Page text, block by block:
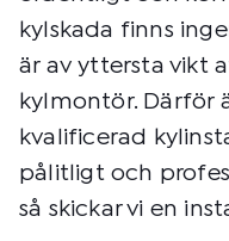
kylskada finns
är av yttersta vikt
kylmontör. Därför
kvalificerad
pålitligt och
så skickar vi en